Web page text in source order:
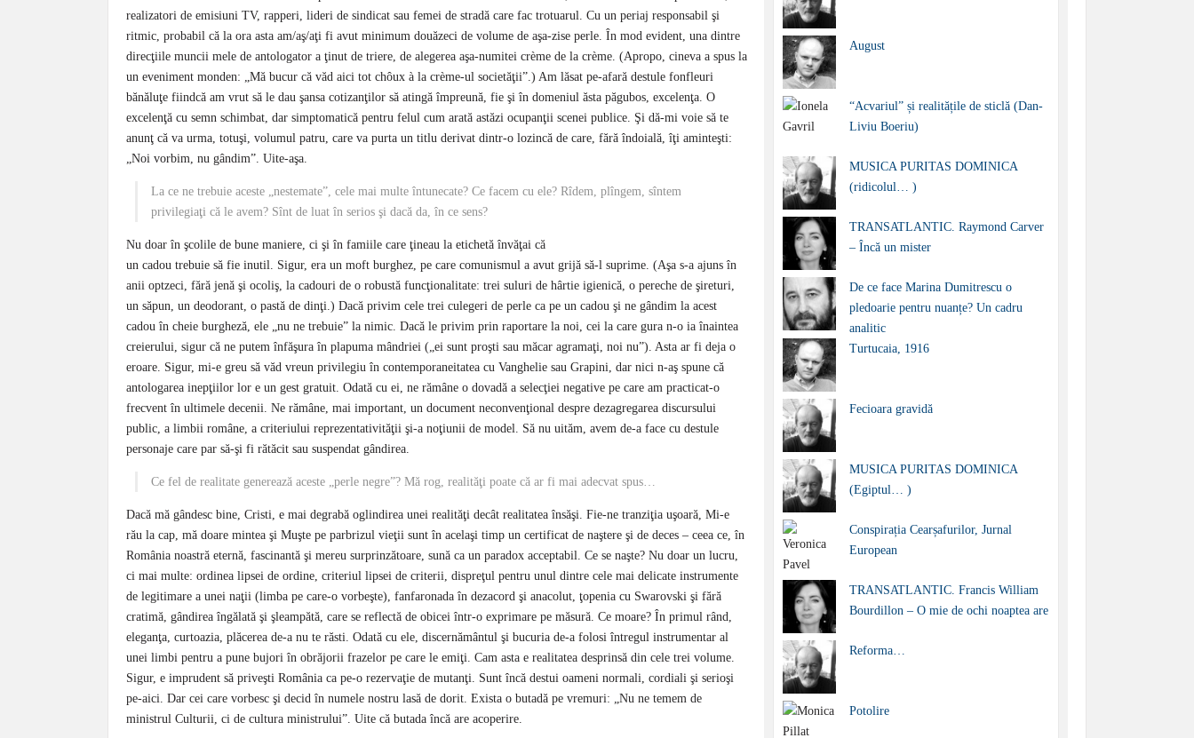
realizatori de emisiuni TV, rapperi, lideri de sindicat sau femei de stradă care fac trotuarul. Cu un periaj responsabil şi
ritmic, probabil că la ora asta am/aş/aţi fi avut minimum douăzeci de volume de aşa-zise perle. În mod evident, una dintre
direcţiile muncii mele de antologator a ţinut de triere, de alegerea aşa-numitei crème de la crème. (Apropo, cineva a spus la
un eveniment monden: „Mă bucur că văd aici tot chôux à la crème-ul societăţii”.) Am lăsat pe-afară destule fonfleuri
bănăluţe fiindcă am vrut să le dau şansa cotizanţilor să atingă împreună, fie şi în domeniul ăsta păgubos, excelenţa. O
excelenţă cu semn schimbat, dar simptomatică pentru felul cum arată astăzi ocupanţii scenei publice. Şi dă-mi voie să te
anunţ că va urma, totuşi, volumul patru, care va purta un titlu derivat dintr-o lozincă de care, fără îndoială, îţi aminteşti:
„Noi vorbim, nu gândim”. Uite-aşa.
La ce ne trebuie aceste „nestemate”, cele mai multe întunecate? Ce facem cu ele? Rîdem, plîngem, sîntem
privilegiaţi că le avem? Sînt de luat în serios şi dacă da, în ce sens?
Nu doar în şcolile de bune maniere, ci şi în famiile care ţineau la etichetă învăţai că
un cadou trebuie să fie inutil. Sigur, era un moft burghez, pe care comunismul a avut grijă să-l suprime. (Aşa s-a ajuns în
anii optzeci, fără jenă şi ocoliş, la cadouri de o robustă funcţionalitate: trei suluri de hârtie igienică, o pereche de şireturi,
un săpun, un deodorant, o pastă de dinţi.) Dacă privim cele trei culegeri de perle ca pe un cadou şi ne gândim la acest
cadou în cheie burgheză, ele „nu ne trebuie” la nimic. Dacă le privim prin raportare la noi, cei la care gura n-o ia înaintea
creierului, sigur că ne putem înfăşura în plapuma mândriei („ei sunt proşti sau măcar agramaţi, noi nu”). Asta ar fi deja o
eroare. Sigur, mi-e greu să văd vreun privilegiu în contemporaneitatea cu Vanghelie sau Grapini, dar nici n-aş spune că
antologarea inepţiilor lor e un gest gratuit. Odată cu ei, ne rămâne o dovadă a selecţiei negative pe care am practicat-o
frecvent în ultimele decenii. Ne rămâne, mai important, un document neconvenţional despre dezagregarea discursului
public, a limbii române, a criteriului reprezentativităţii şi-a noţiunii de model. Să nu uităm, avem de-a face cu destule
personaje care par să-şi fi rătăcit sau suspendat gândirea.
Ce fel de realitate generează aceste „perle negre”? Mă rog, realităţi poate că ar fi mai adecvat spus…
Dacă mă gândesc bine, Cristi, e mai degrabă oglindirea unei realităţi decât realitatea însăşi. Fie-ne tranziţia uşoară, Mi-e
rău la cap, mă doare mintea şi Muşte pe parbrizul vieţii sunt în acelaşi timp un certificat de naştere şi de deces – ceea ce, în
România noastră eternă, fascinantă şi mereu surprinzătoare, sună ca un paradox acceptabil. Ce se naşte? Nu doar un lucru,
ci mai multe: ordinea lipsei de ordine, criteriul lipsei de criterii, dispreţul pentru unul dintre cele mai delicate instrumente
de legitimare a unei naţii (limba pe care-o vorbeşte), fanfaronada în dezacord şi anacolut, ţopenia cu Swarovski şi fără
cratimă, gândirea îngălată şi şleampătă, care se reflectă de obicei într-o exprimare pe măsură. Ce moare? În primul rând,
eleganţa, curtoazia, plăcerea de-a nu te răsti. Odată cu ele, discernământul şi bucuria de-a folosi întregul instrumentar al
unei limbi pentru a pune bujori în obrăjorii frazelor pe care le emiţi. Cam asta e realitatea desprinsă din cele trei volume.
Sigur, e imprudent să priveşti România ca pe-o rezervaţie de mutanţi. Sunt încă destui oameni normali, cordiali şi serioşi
pe-aici. Dar cei care vorbesc şi decid în numele nostru lasă de dorit. Exista o butadă pe vremuri: „Nu ne temem de
ministrul Culturii, ci de cultura ministrului”. Uite că butada încă are acoperire.
August
“Acvariul” și realitățile de sticlă (Dan-
Liviu Boeriu)
MUSICA PURITAS DOMINICA
(ridicolul… )
TRANSATLANTIC. Raymond Carver
– Încă un mister
De ce face Marina Dumitrescu o
pledoarie pentru nuanțe? Un cadru
analitic
Turtucaia, 1916
Fecioara gravidă
MUSICA PURITAS DOMINICA
(Egiptul… )
Conspirația Cearșafurilor, Jurnal
European
TRANSATLANTIC. Francis William
Bourdillon – O mie de ochi noaptea are
Reforma…
Potolire